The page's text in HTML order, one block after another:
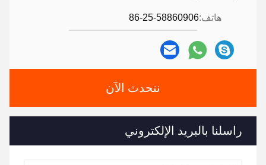
هاتف:86-25-58860906
نتحدث الآن
راسلنا بالبريد الإلكتروني